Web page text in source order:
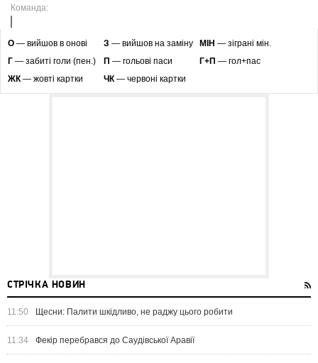
Команда:
O — вийшов в онові З — вийшов на заміну МІН — зіграні мін.
Г — забиті голи (пен.) П — гольові паси Г+П — гол+пас
ЖК— жовті картки ЧК— червоні картки
СТРІЧКА НОВИН
11:50 Щесни: Палити шкідливо, не раджу цього робити
11:34 Фекір перебрався до Саудівської Аравії